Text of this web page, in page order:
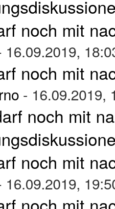
noch mit
16.09.2019,
noch mit
- 16.09.2019,
noch mit
noch mit
16.09.2019,